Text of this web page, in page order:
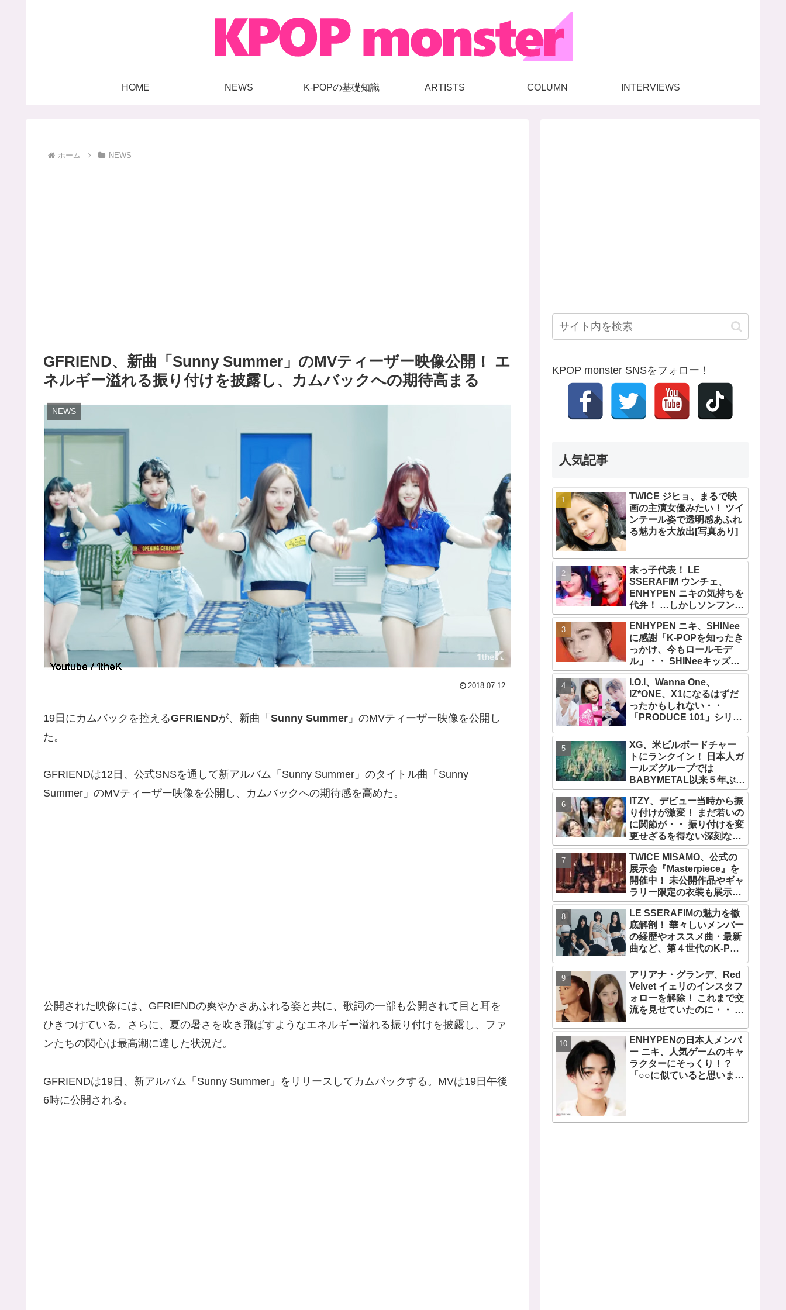
HOME NEWS K-POPの基礎知識 ARTISTS COLUMN INTERVIEWS
ホーム NEWS
GFRIEND、新曲「Sunny Summer」のMVティーザー映像公開！ エ
ネルギー溢れる振り付けを披露し、カムバックへの期待高まる
NEWS
2018.07.12
19日にカムバックを控えるGFRIENDが、新曲「 Sunny Summer 」のMVティーザー映像を公開し
た。
GFRIENDは12日、公式SNSを通して新アルバム「Sunny Summer」のタイトル曲「Sunny
Summer」のMVティーザー映像を公開し、カムバックへの期待感を高めた。
公開された映像には、GFRIENDの爽やかさあふれる姿と共に、歌詞の一部も公開されて目と耳を
ひきつけている。さらに、夏の暑さを吹き飛ばすようなエネルギー溢れる振り付けを披露し、ファ
ンたちの関心は最高潮に達した状況だ。
GFRIENDは19日、新アルバム「Sunny Summer」をリリースしてカムバックする。MVは19日午後
6時に公開される。
KPOP monster SNSをフォロー！
人気記事
TWICE ジヒョ、まるで映
画の主演女優みたい！ ツイ
ンテール姿で透明感あふれ
る魅力を大放出[写真あり]
末っ子代表！ LE
SSERAFIM ウンチェ、
ENHYPEN ニキの気持ちを
代弁！ …しかしソンフンは
全否定「うちの末っ子は違
います」・・ かわいすぎる
２人の会話に爆笑
ENHYPEN ニキ、SHINee
に感謝「K-POPを知ったき
っかけ、今もロールモデ
ル」・・ SHINeeキッズと
しての経験を経て６年ぶり
に東京ドームに帰還した感
想は？
I.O.I、Wanna One、
IZ*ONE、X1になるはずだ
ったかもしれない・・
「PRODUCE 101」シリー
せられた練習生12人の氏名
が公表
XG、米ビルボードチャー
トにランクイン！ 日本人ガ
ールズグループでは
BABYMETAL以来５年ぶり
の快挙！ XGのグローバル
人気が止まらない…「コー
チェラ2025」にも日本人唯
一の出演
ITZY、デビュー当時から振
り付けが激変！ まだ若いの
に関節が・・ 振り付けを変
更せざるを得ない深刻な問
題とは
TWICE MISAMO、公式の
展示会『Masterpiece』を
開催中！ 未公開作品やギャ
ラリー限定の衣装も展示！
まさに最高傑作な世界に
LE SSERAFIMの魅力を徹
底解剖！ 華々しいメンバー
の経歴やオススメ曲・最新
曲など、第４世代のK-POP
する彼女たちのスゴさと
は？
アリアナ・グランデ、Red
Velvet イェリのインスタフ
ォローを解除！ これまで交
流を見せていたのに・・ 一
由を推測
ENHYPENの日本人メンバ
ー ニキ、人気ゲームのキャ
ラクターにそっくり！？
「○○に似ていると思いま
「客観的な視点で自分を見